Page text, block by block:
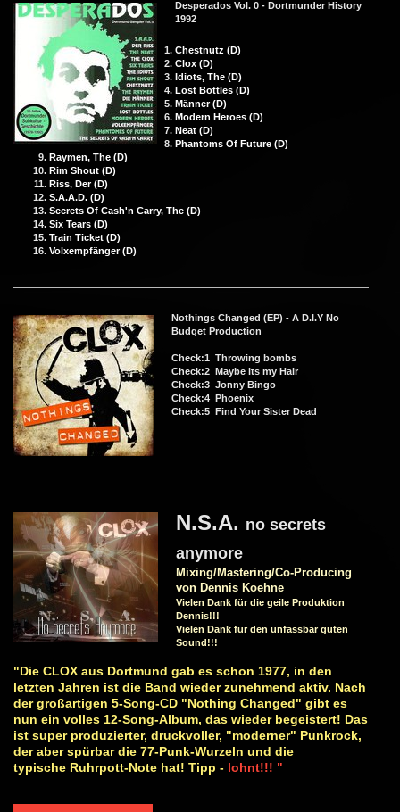
Desperados Vol. 0 - Dortmunder History
1992
Chestnutz (D)
Clox (D)
Idiots, The (D)
Lost Bottles (D)
Männer (D)
Modern Heroes (D)
Neat (D)
Phantoms Of Future (D)
Raymen, The (D)
Rim Shout (D)
Riss, Der (D)
S.A.A.D. (D)
Secrets Of Cash'n Carry, The (D)
Six Tears (D)
Train Ticket (D)
Volxempfänger (D)
Nothings Changed (EP) - A D.I.Y No
Budget Production
Check:1 Throwing bombs
Check:2 Maybe its my Hair
Check:3 Jonny Bingo
Check:4 Phoenix
Check:5 Find Your Sister Dead
N.S.A. no secrets
anymore
Mixing/Mastering/Co-Producing
von Dennis Koehne
Vielen Dank für die geile Produktion
Dennis!!!
Vielen Dank für den unfassbar guten
Sound!!!
"Die CLOX aus Dortmund gab es schon 1977, in den
letzten Jahren ist die Band wieder zunehmend aktiv. Nach
der großartigen 5-Song-CD "Nothing Changed" gibt es
nun ein volles 12-Song-Album, das wieder begeistert! Das
ist super produzierter, druckvoller, "moderner" Punkrock,
der aber spürbar die 77-Punk-Wurzeln und die
typische Ruhrpott-Note hat! Tipp - lohnt!!! "